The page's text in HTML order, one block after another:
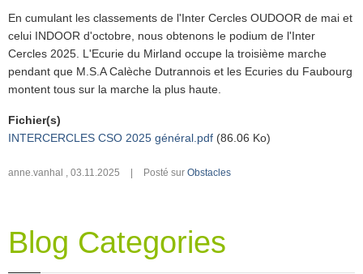
En cumulant les classements de l'Inter Cercles OUDOOR de mai et
celui INDOOR d'octobre, nous obtenons le podium de l'Inter
Cercles 2025. L'Ecurie du Mirland occupe la troisième marche
pendant que M.S.A Calèche Dutrannois et les Ecuries du Faubourg
montent tous sur la marche la plus haute.
Fichier(s)
INTERCERCLES CSO 2025 général.pdf (86.06 Ko)
anne.vanhal , 03.11.2025 Posté sur Obstacles
Blog Categories